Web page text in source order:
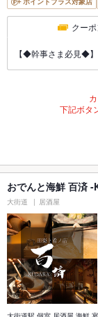
クー
【◆幹事さま必見◆
下記ボタ
おでんと海鮮 百済
大街道 居酒屋